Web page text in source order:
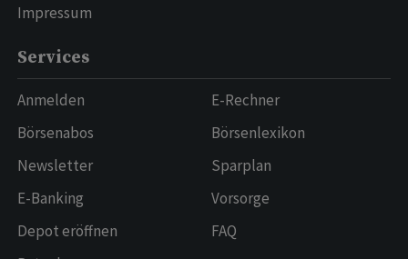
Impressum
Services
Anmelden
Börsenabos
Newsletter
E-Banking
Depot eröffnen
E-Rechner
Börsenlexikon
Sparplan
Vorsorge
FAQ